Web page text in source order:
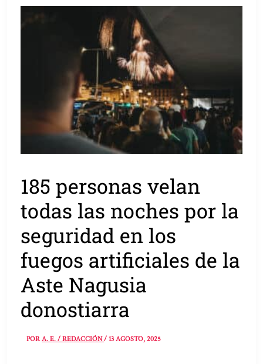
185 personas velan
todas las noches por la
seguridad en los
fuegos artificiales de la
Aste Nagusia
donostiarra
PORA. E. / REDACCIÓN/13 AGOSTO, 2025